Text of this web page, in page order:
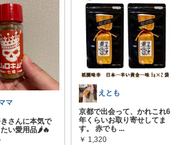
マ
さんに本気で
い愛用品🌶️🔥
えとも
京都で出会って、かれこれ6
年くらいお取り寄せしてま
す。 赤でも ...
￥ 1,320